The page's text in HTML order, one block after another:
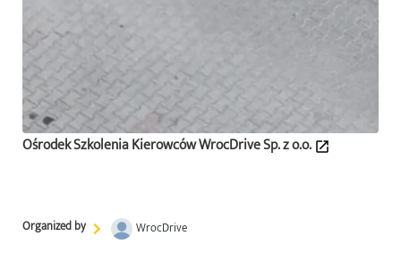
Ośrodek Szkolenia Kierowców WrocDrive Sp. z o.o.
Organized by WrocDrive